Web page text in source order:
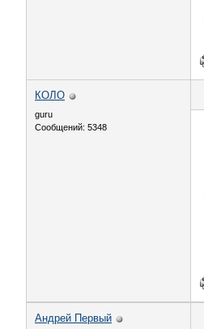
КОЛО
guru
Сообщений: 5348
Андрей Первый